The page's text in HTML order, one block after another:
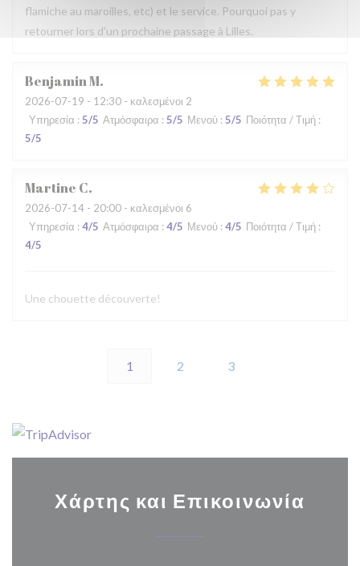
flamiche au maroilles, etc) et le service. Pourquoi pas y
retourner lors d'un prochaine passage à Lilles.
BenjaminM
2026-07-19 - 12:30 - καλεσμένοι 2
Υπηρεσία : 5/5 Ατμόσφαιρα : 5/5 Μενού : 5/5 Ποιότητα / Τιμή :
5/5
Martine C
2026-07-14 - 20:00 - καλεσμένοι 6
Υπηρεσία : 4/5 Ατμόσφαιρα : 4/5 Μενού : 4/5 Ποιότητα / Τιμή :
4/5
Une chouette découverte!
1 2 3
Χάρτης και Επικοινωνία